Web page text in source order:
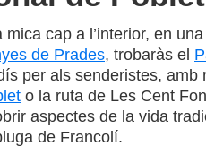
cap a l’interior, en
de Prades, trobaràs el
per als senderistes,
o la ruta de Les Cent
aspectes de la vida
de Francolí.